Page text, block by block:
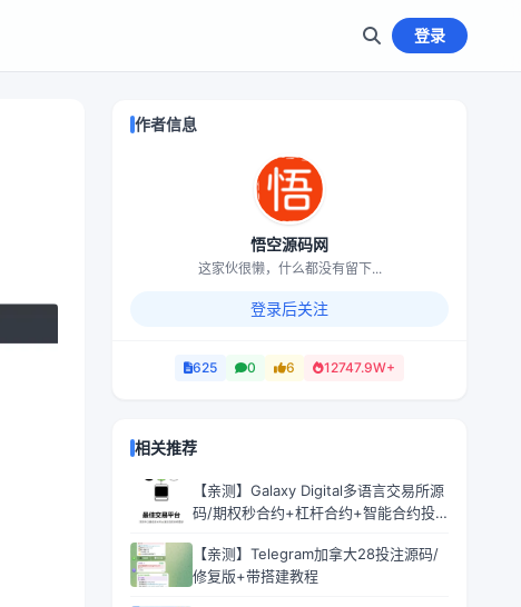
登录
作者信息
悟空源码网
这家伙很懒，什么都没有留下...
登录后关注
625 0 6 12747.9W+
相关推荐
【亲测】Galaxy Digital多语言交易所源
码/期权秒合约+杠杆合约+智能合约投
【亲测】Telegram加拿大28投注源码/
修复版+带搭建教程